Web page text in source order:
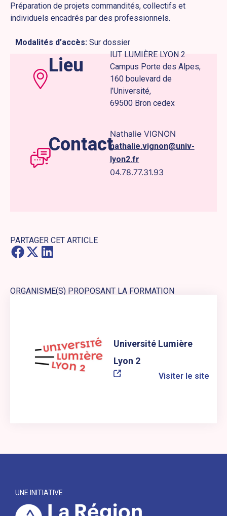
Préparation de projets commandités, collectifs et
individuels encadrés par des professionnels.
Modalités d’accès: Sur dossier
Lieu
IUT LUMIÈRE LYON 2
Campus Porte des Alpes,
160 boulevard de
l’Université,
69500 Bron cedex
ContactNathalie VIGNON
nathalie.vignon@univ-
lyon2.fr
04.78.77.31.93
PARTAGER CET ARTICLE
ORGANISME(S) PROPOSANT LA FORMATION
Université Lumière
Lyon 2
Visiter le site
UNE INITIATIVE